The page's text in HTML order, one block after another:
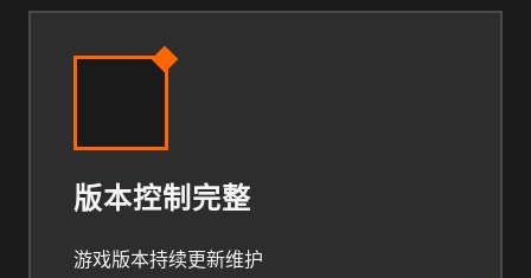
版本控制完整
游戏版本持续更新维护